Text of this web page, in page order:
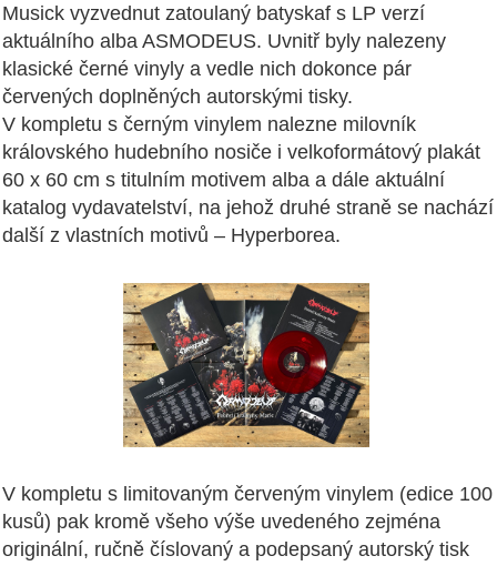
Musick vyzvednut zatoulaný batyskaf s LP verzí
aktuálního alba ASMODEUS. Uvnitř byly nalezeny
klasické černé vinyly a vedle nich dokonce pár
červených doplněných autorskými tisky.
V kompletu s černým vinylem nalezne milovník
královského hudebního nosiče i velkoformátový plakát
60 x 60 cm s titulním motivem alba a dále aktuální
katalog vydavatelství, na jehož druhé straně se nachází
další z vlastních motivů – Hyperborea.
V kompletu s limitovaným červeným vinylem (edice 100
kusů) pak kromě všeho výše uvedeného zejména
originální, ručně číslovaný a podepsaný autorský tisk